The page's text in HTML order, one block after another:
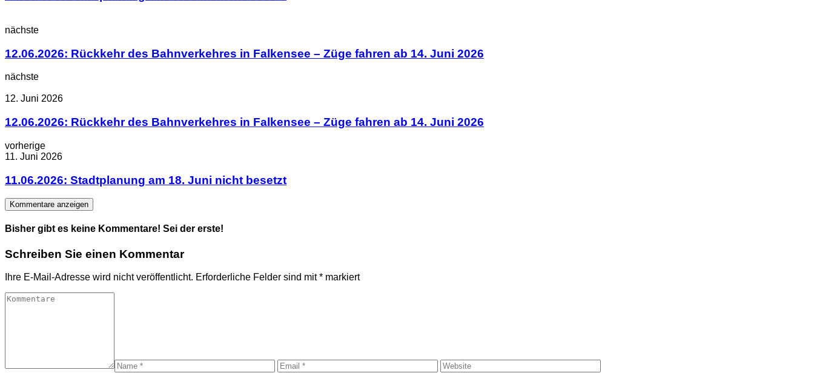
nächste
12.06.2026: Rückkehr des Bahnverkehres in Falkensee – Züge fahren ab 14. Juni 2026
nächste
12. Juni 2026
12.06.2026: Rückkehr des Bahnverkehres in Falkensee – Züge fahren ab 14. Juni 2026
vorherige
11. Juni 2026
11.06.2026: Stadtplanung am 18. Juni nicht besetzt
Kommentare anzeigen
Bisher gibt es keine Kommentare! Sei der erste!
Schreiben Sie einen Kommentar
Ihre E-Mail-Adresse wird nicht veröffentlicht. Erforderliche Felder sind mit* markiert